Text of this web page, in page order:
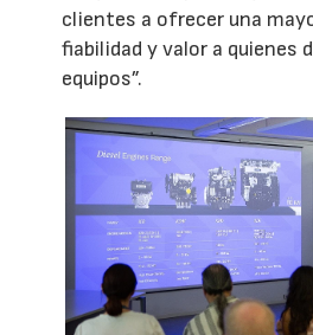
clientes a ofrecer una
fiabilidad y valor a quienes
equipos”.